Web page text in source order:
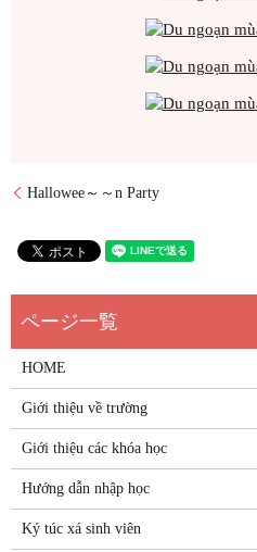
Hallowee～～n Party
HOME
Giới thiệu về trường
Giới thiệu các khóa học
Hướng dẫn nhập học
Ký túc xá sinh viên